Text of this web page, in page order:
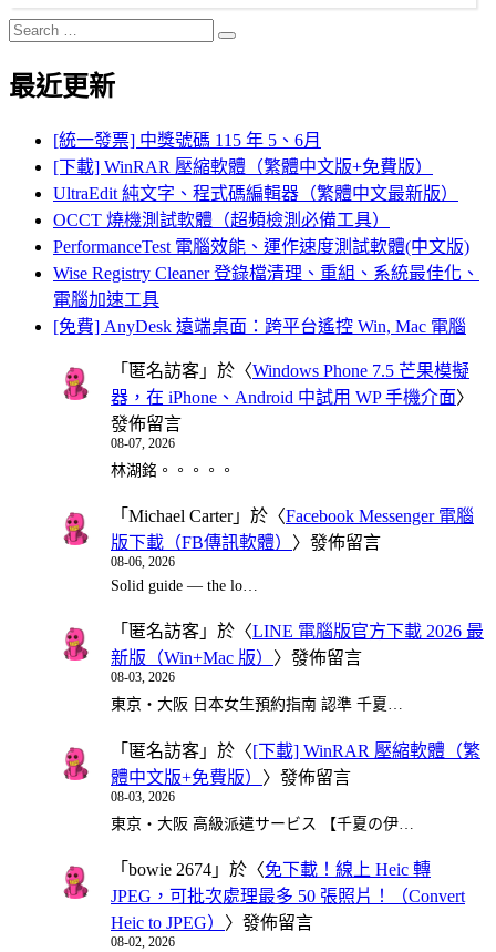
Search
for:
Search
最近更新
[統一發票] 中獎號碼 115 年 5、6月
[下載] WinRAR 壓縮軟體（繁體中文版+免費版）
UltraEdit 純文字、程式碼編輯器（繁體中文最新版）
OCCT 燒機測試軟體（超頻檢測必備工具）
PerformanceTest 電腦效能、運作速度測試軟體(中文版)
Wise Registry Cleaner 登錄檔清理、重組、系統最佳化、
電腦加速工具
[免費] AnyDesk 遠端桌面：跨平台遙控 Win, Mac 電腦
「 匿名訪客 」於〈Windows Phone 7.5 芒果模擬
器，在 iPhone、Android 中試用 WP 手機介面〉
發佈留言
08-07, 2026
林湖銘。。。。。
「 Michael Carter」於〈Facebook Messenger 電腦
版下載（FB傳訊軟體）
〉發佈留言
08-06, 2026
Solid guide — the lo…
「 匿名訪客 」於〈LINE 電腦版官方下載 2026 最
新版（Win+Mac 版） 〉發佈留言
08-03, 2026
東京・大阪 日本女生預約指南 認準 千夏…
「 匿名訪客 」於〈[下載] WinRAR 壓縮軟體（繁
體中文版+免費版） 〉發佈留言
08-03, 2026
東京・大阪 高級派遣サービス 【千夏の伊…
「 bowie 2674 」於〈免下載！線上 Heic 轉
JPEG，可批次處理最多 50 張照片！（Convert
Heic to JPEG） 〉發佈留言
08-02, 2026